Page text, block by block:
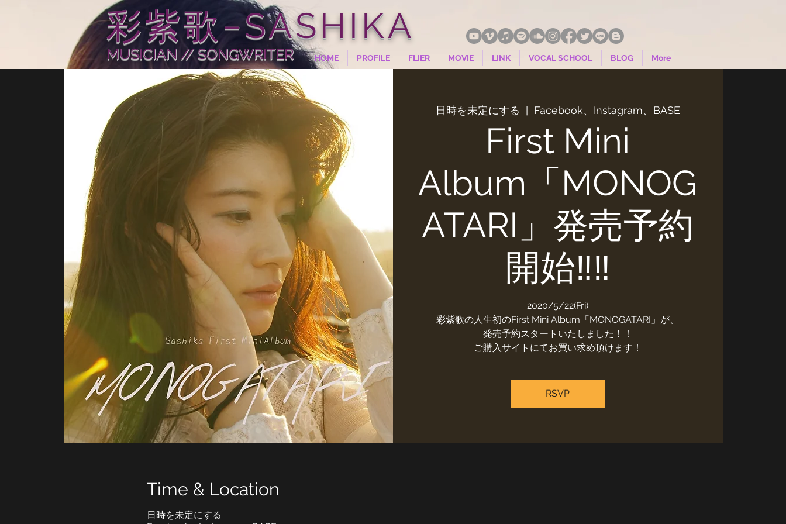
​彩紫歌−SASHIKA
MUSICIAN // SONGWRITER HOME PROFILE FLIER MOVIE LINK VOCAL SCHOOL BLOG More
日時を未定にする Facebook、Instagram、BASE
First Mini
Album「MONOG
ATARI」発売予約
開始‼️‼️
2020/5/22(Fri)
彩紫歌の人生初のFirst Mini Album「MONOGATARI」が、
発売予約スタートいたしました！！
ご購入サイトにてお買い求め頂けます！
RSVP
Time & Location
日時を未定にする